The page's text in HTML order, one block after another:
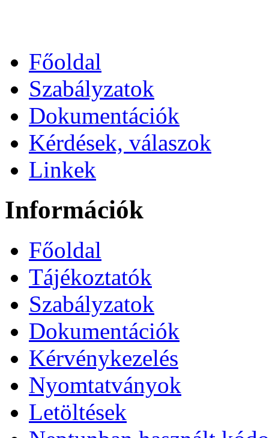
Főoldal
Szabályzatok
Dokumentációk
Kérdések, válaszok
Linkek
Információk
Főoldal
Tájékoztatók
Szabályzatok
Dokumentációk
Kérvénykezelés
Nyomtatványok
Letöltések